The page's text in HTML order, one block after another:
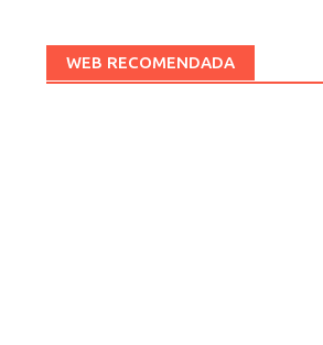
WEB RECOMENDADA